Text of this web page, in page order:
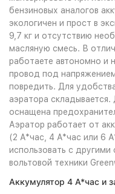
бензиновых аналогов
экологичен и прост в
9,7 кг и отсутствию
масляную смесь. В
работаете автономно и
провод под
повредить. Для
аэратора
оснащена
Аэратор работает от
(2 А*час, 4 А*час или 6
использовать с другими
вольтовой техники
Аккумулятор 4 А*час и